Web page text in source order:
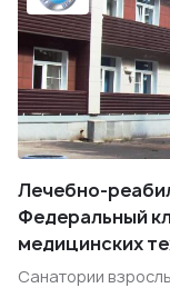
Лечебно-
Федеральный
медицинских
Санатории